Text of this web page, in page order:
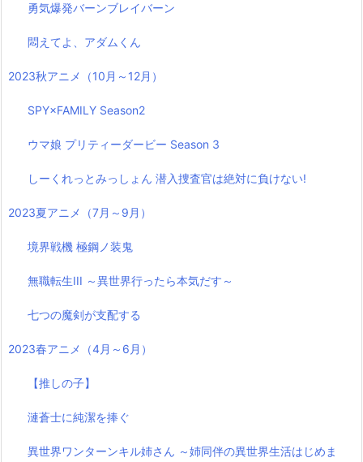
勇気爆発バーンブレイバーン
悶えてよ、アダムくん
2023秋アニメ（10月～12月）
SPY×FAMILY Season2
ウマ娘 プリティーダービー Season 3
しーくれっとみっしょん 潜入捜査官は絶対に負けない!
2023夏アニメ（7月～9月）
境界戦機 極鋼ノ装鬼
無職転生III ～異世界行ったら本気だす～
七つの魔剣が支配する
2023春アニメ（4月～6月）
【推しの子】
漣蒼士に純潔を捧ぐ
異世界ワンターンキル姉さん ～姉同伴の異世界生活はじめま